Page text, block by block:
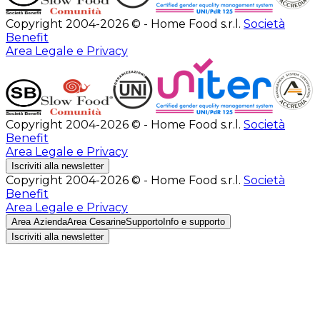
Copyright 2004-2026 © - Home Food s.r.l. Società
Benefit
Area Legale e Privacy
Copyright 2004-2026 © - Home Food s.r.l. Società
Benefit
Area Legale e Privacy
Iscriviti alla newsletter
Copyright 2004-2026 © - Home Food s.r.l. Società
Benefit
Area Legale e Privacy
Area AziendaArea CesarineSupporto Info e supporto
Iscriviti alla newsletter